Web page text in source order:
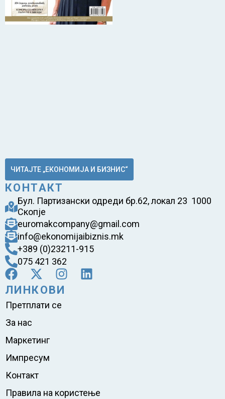
ЧИТАЈТЕ „ЕКОНОМИЈА И БИЗНИС“
КОНТАКТ
Бул. Партизански одреди бр.62, локал 23 1000
Скопје
euromakcompany@gmail.com
info@ekonomijaibiznis.mk
+389 (0)23211-915
075 421 362
ЛИНКОВИ
Претплати се
За нас
Маркетинг
Импресум
Контакт
Правила на користење